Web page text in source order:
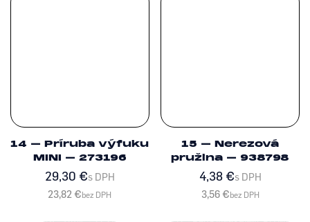
14 – Príruba výfuku
MINI – 273196
29,30 €s DPH
23,82€bez DPH
15 – Nerezová
pružina – 938798
4,38 €s DPH
3,56€bez DPH